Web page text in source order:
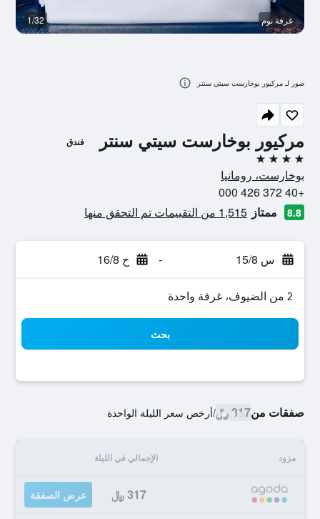
مركيور بوخارست سيتي سنتر فندق
4 نجوم
بوخارست، رومانيا
+40 372 426 000
8.8 ممتاز 1,515 من التقييمات تم التحقق منها
س 15/8 - ح 16/8
2 من الضيوف، غرفة واحدة
بحث
صفقات من317 ﷼ /أرخص سعر الليلة الواحدة
مزود الإجمالي في الليلة
317 ﷼ عرض الصفقة
غرفة نوم 1/32
صور لـ مركيور بوخارست سيتي سنتر